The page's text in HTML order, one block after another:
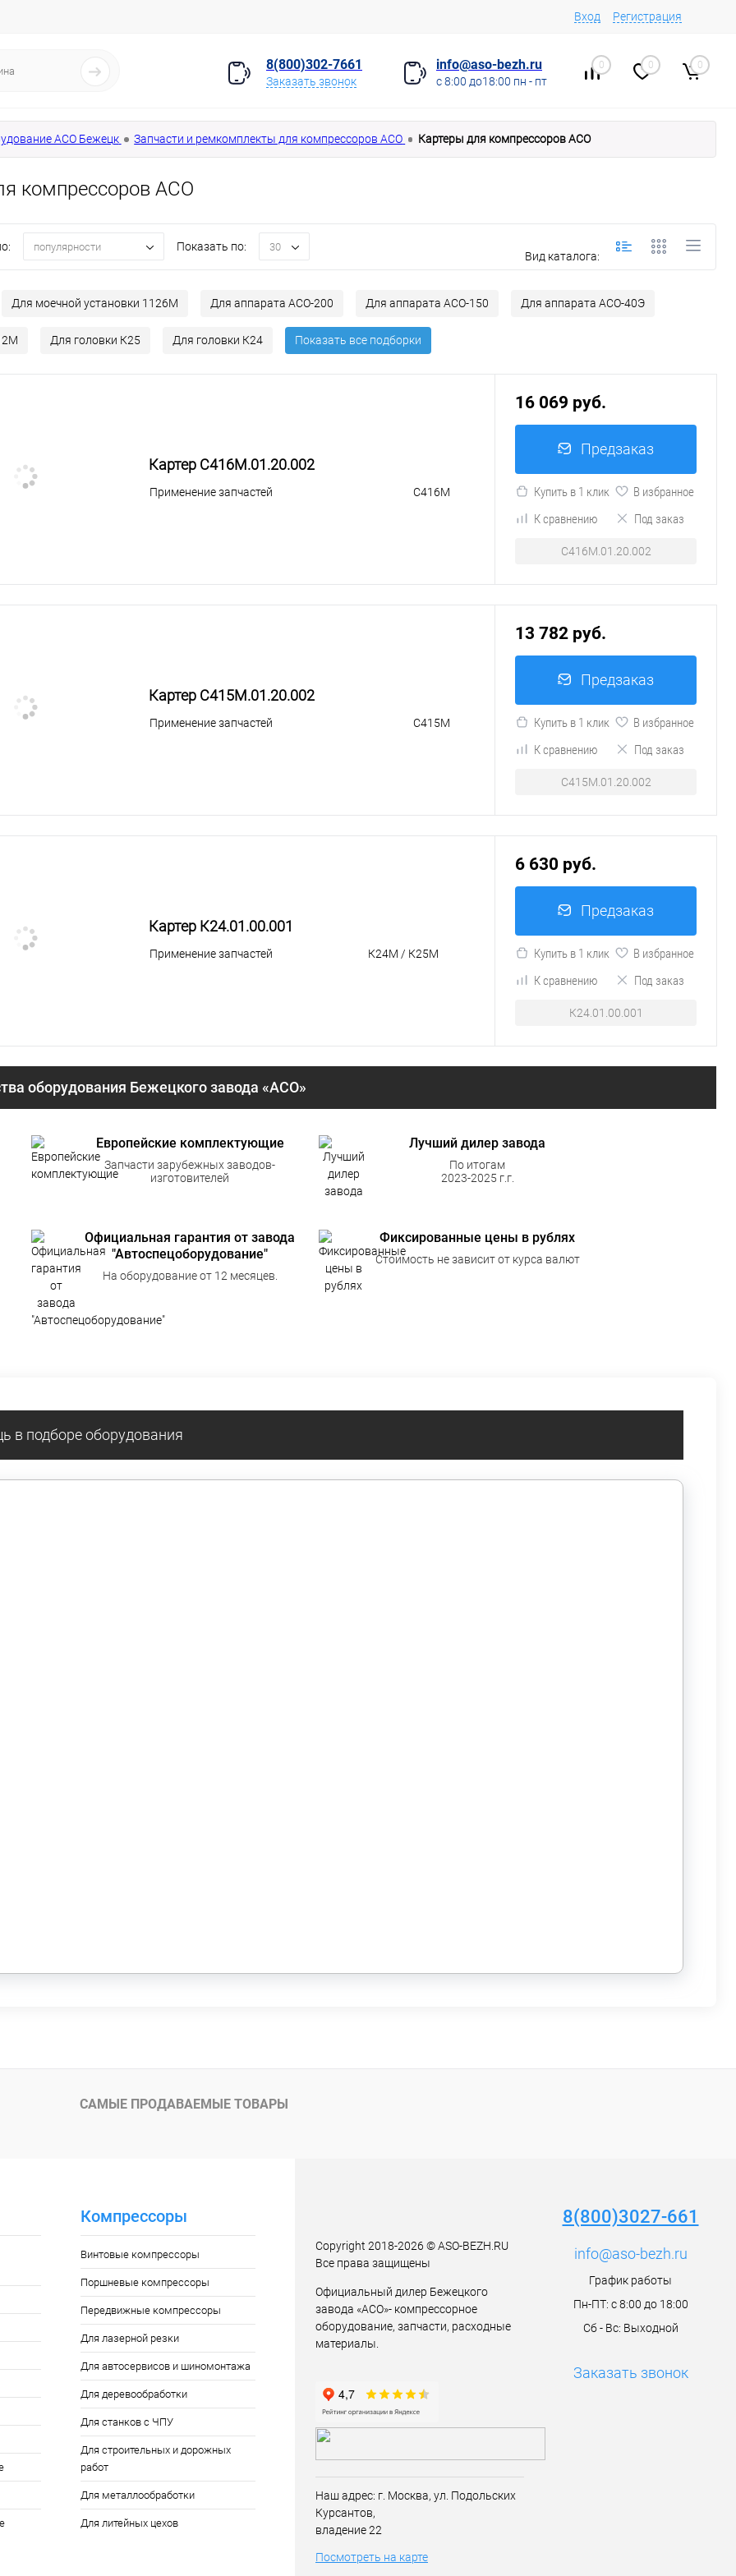
Вход Регистрация
8(800)302-7661
Заказать звонок
info@aso-bezh.ru
с 8:00 до18:00 пн - пт
0 0 0
АСО Бежецк Запчасти и ремкомплекты для компрессоров АСО Картеры для компрессоров АСО
компрессоров АСО
популярности Показать по: 30
Вид каталога:
Для моечной установки 1126М Для аппарата АСО-200 Для аппарата АСО-150 Для аппарата АСО-40Э
Для головки К25 Для головки К24 Показать все подборки
Картер С416М.01.20.002
Применение запчастей С416М
16 069 руб.
Предзаказ
Купить в 1 клик
В избранное
К сравнению
Под заказ
С416М.01.20.002
Картер С415М.01.20.002
Применение запчастей С415М
13 782 руб.
Предзаказ
Купить в 1 клик
В избранное
К сравнению
Под заказ
С415М.01.20.002
Картер К24.01.00.001
Применение запчастей К24М / К25М
6 630 руб.
Предзаказ
Купить в 1 клик
В избранное
К сравнению
Под заказ
К24.01.00.001
оборудования Бежецкого завода «АСО»
Европейские комплектующие
Запчасти зарубежных заводов-
изготовителей
Лучший дилер завода
По итогам
2023-2025 г.г.
Официальная гарантия от завода
"Автоспецоборудование"
На оборудование от 12 месяцев.
Фиксированные цены в рублях
Стоимость не зависит от курса валют
в подборе оборудования
САМЫЕ ПРОДАВАЕМЫЕ ТОВАРЫ
Компрессоры
Винтовые компрессоры
Поршневые компрессоры
Передвижные компрессоры
Для лазерной резки
Для автосервисов и шиномонтажа
Для деревообработки
Для станков с ЧПУ
Для строительных и дорожных
работ
Для металлообработки
Для литейных цехов
Copyright 2018-2026 © ASO-BEZH.RU
Все права защищены
Официальный дилер Бежецкого
завода «АСО»- компрессорное
оборудование, запчасти, расходные
материалы.
Наш адрес: г. Москва, ул. Подольских
Курсантов,
владение 22
Посмотреть на карте
8(800)3027-661
info@aso-bezh.ru
График работы
Пн-ПТ: с 8:00 до 18:00
Сб - Вс: Выходной
Заказать звонок